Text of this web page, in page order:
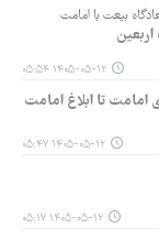
بیعت با امامت
۱۴۰۵-۰۵-۱۲ ۰۵:۵۴
امامت تا ابلاغ امامت
۱۴۰۵-۰۵-۱۲ ۰۵:۴۷
۱۴۰۵-۰۵-۱۲ ۰۵:۱۷